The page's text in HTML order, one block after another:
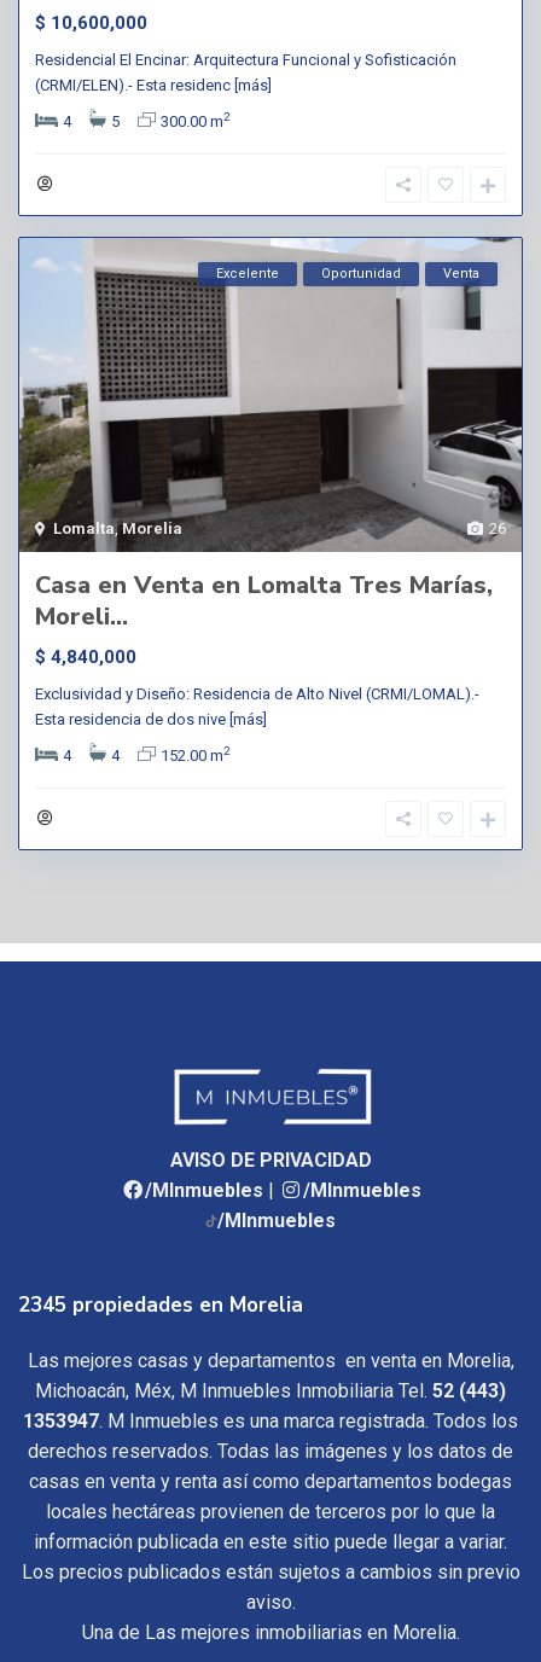
$ 10,600,000
Residencial El Encinar: Arquitectura Funcional y Sofisticación
(CRMI/ELEN).- Esta residenc [más]
4
5 300.00 m2
26
Lomalta ,Morelia
Excelente Oportunidad Venta
Casa en Venta en Lomalta Tres Marías,
Moreli...
$ 4,840,000
Exclusividad y Diseño: Residencia de Alto Nivel (CRMI/LOMAL).-
Esta residencia de dos nive [más]
4
4 152.00 m2
AVISO DE PRIVACIDAD
/MInmuebles |
/MInmuebles
/MInmuebles
2345 propiedades en Morelia
Las mejores casas y departamentos en venta en Morelia,
Michoacán, Méx, M Inmuebles Inmobiliaria Tel. 52 (443)
1353947. M Inmuebles es una marca registrada. Todos los
derechos reservados. Todas las imágenes y los datos de
casas en venta y renta así como departamentos bodegas
locales hectáreas provienen de terceros por lo que la
información publicada en este sitio puede llegar a variar.
Los precios publicados están sujetos a cambios sin previo
aviso.
Una de Las mejores inmobiliarias en Morelia.